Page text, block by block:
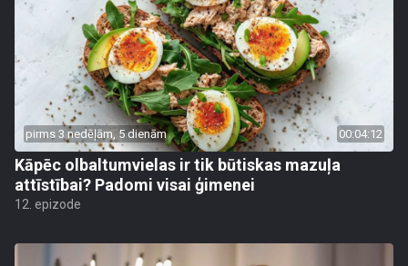
pirms 3 nedēļām, 5 dienām 00:04:12
Kāpēc olbaltumvielas ir tik būtiskas mazuļa
attīstībai? Padomi visai ģimenei
12. epizode